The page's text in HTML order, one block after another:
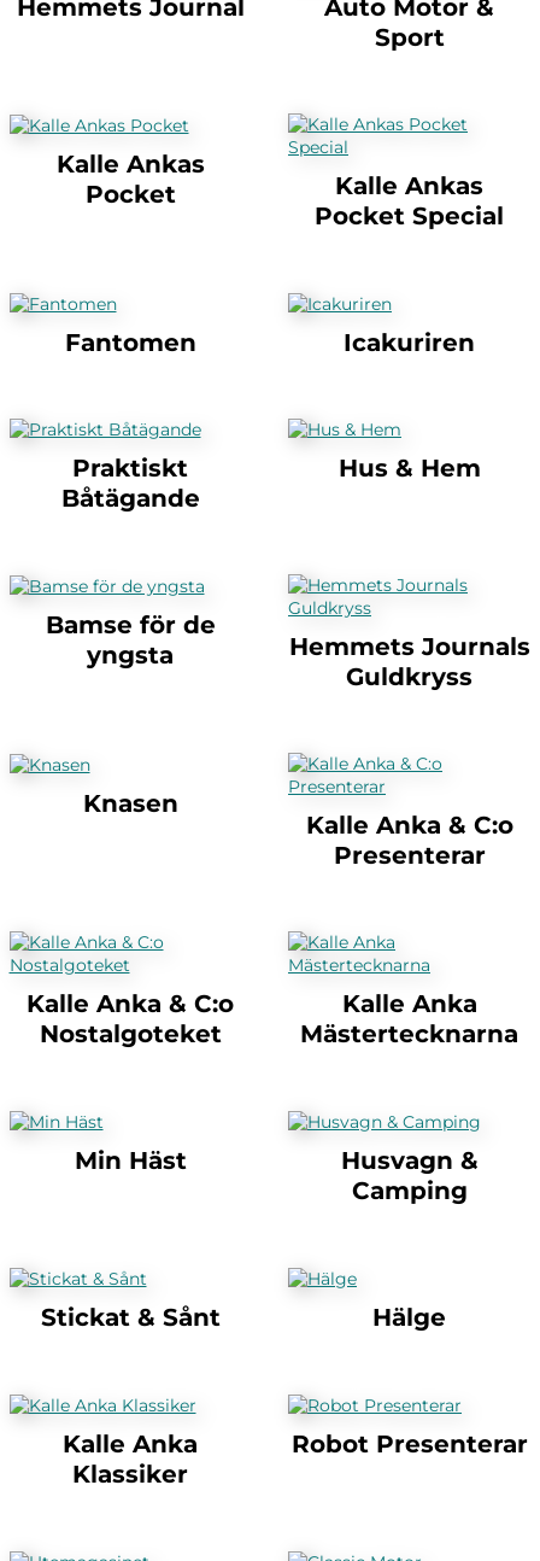
Hemmets Journal
Auto Motor &
Sport
Kalle Ankas
Pocket
Kalle Ankas
Pocket Special
Fantomen Icakuriren
Praktiskt
Båtägande
Hus & Hem
Bamse för de
yngsta
Hemmets Journals
Guldkryss
Knasen
Kalle Anka & C:o
Presenterar
Kalle Anka & C:o
Nostalgoteket
Kalle Anka
Mästertecknarna
Min Häst
Husvagn &
Camping
Stickat & Sånt Hälge
Kalle Anka
Klassiker
Robot Presenterar